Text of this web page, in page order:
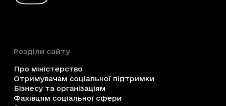
Розділи сайту
Про міністерство
Отримувачам соціальної підтримки
Бізнесу та організаціям
Фахівцям соціальної сфери